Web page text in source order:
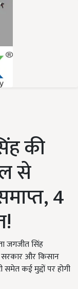
की
से
4
जगजीत सिंह
और किसान
कई मुद्दों पर होगी